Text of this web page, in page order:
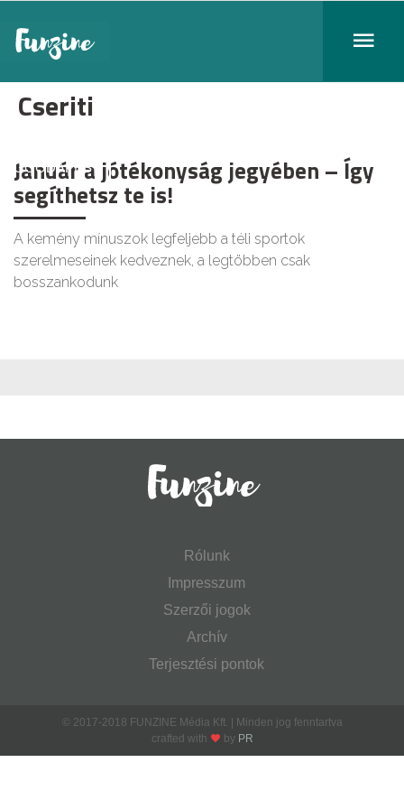
Cseriti
GOODAPEST
Január a jótékonyság jegyében – Így
segíthetsz te is!
A kemény mínuszok legfeljebb a téli sportok
szerelmeseinek kedveznek, a legtöbben csak
bosszankodunk
Rólunk
Impresszum
Szerzői jogok
Archív
Terjesztési pontok
© 2017-2018 FUNZINE Média Kft. | Minden jog fenntartva
crafted with
by PR